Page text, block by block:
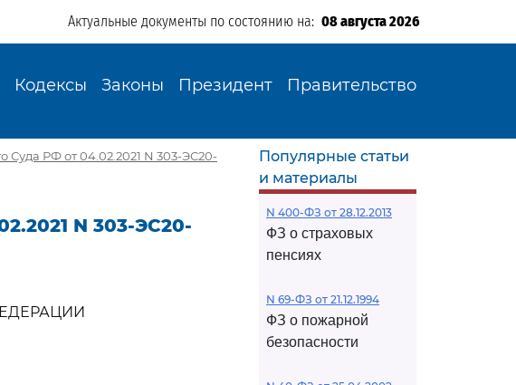
Актуальные документы по состоянию на: 08 августа 2026
Кодексы Законы Президент Правительство
Суда РФ от 04.02.2021 N 303-ЭС20-
N 303-ЭС20-
Популярные статьи
и материалы
N 400-ФЗ от 28.12.2013
ФЗ о страховых
пенсиях
N 69-ФЗ от 21.12.1994
ФЗ о пожарной
безопасности